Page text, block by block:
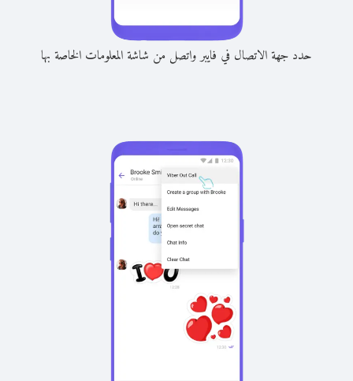
حدد جهة الاتصال في فايبر واتصل من شاشة المعلومات الخاصة بها